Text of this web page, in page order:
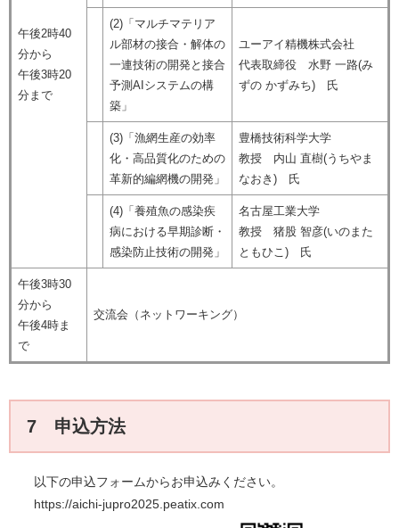
午後2時40
分から
午後3時20
分まで
(2)「マルチマテリア
ル部材の接合・解体の
一連技術の開発と接合
予測AIシステムの構
築」
ユーアイ精機株式会社
代表取締役 水野 一路(み
ずの かずみち) 氏
(3)「漁網生産の効率
化・高品質化のための
革新的編網機の開発」
豊橋技術科学大学
教授 内山 直樹(うちやま
なおき) 氏
(4)「養殖魚の感染疾
病における早期診断・
感染防止技術の開発」
名古屋工業大学
教授 猪股 智彦(いのまた
ともひこ) 氏
午後3時30
分から
午後4時ま
で
交流会（ネットワーキング）
7 申込方法
以下の申込フォームからお申込みください。
https://aichi-jupro2025.peatix.com